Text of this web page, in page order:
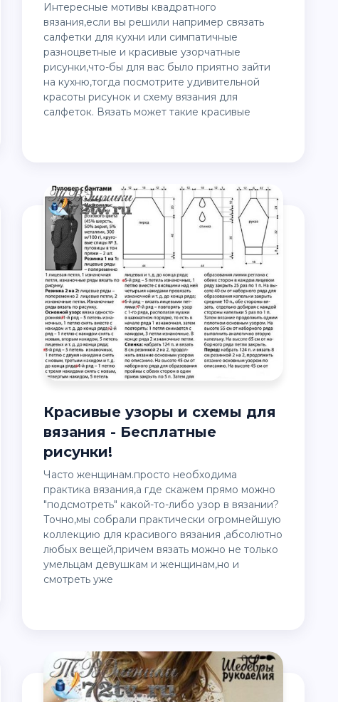
Интересные мотивы квадратного
вязания,если вы решили например связать
салфетки для кухни или симпатичные
разноцветные и красивые узорчатные
рисунки,что-бы для вас было приятно зайти
на кухню,тогда посмотрите удивительной
красоты рисунок и схему вязания для
салфеток. Вязать может такие красивые
Красивые узоры и схемы для
вязания - Бесплатные
рисунки!
Часто женщинам.просто необходима
практика вязания,а где скажем прямо можно
"подсмотреть" какой-то-либо узор в вязании?
Точно,мы собрали практически огромнейшую
коллекцию для красивого вязания ,абсолютно
любых вещей,причем вязать можно не только
умельцам девушкам и женщинам,но и
смотреть уже